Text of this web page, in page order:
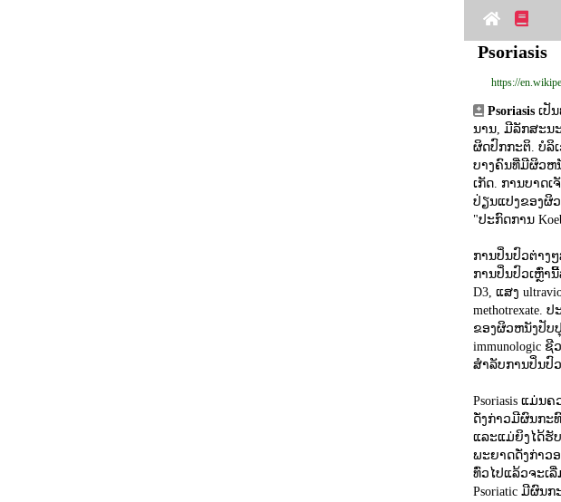
Psoriasis
https://
Psoriasis ເປັ
ນານ, ມີລັກສະນ
ຜິດປົກກະຕິ. ບໍລິ
ບາງຄົນທີ່ມີຜິວຫ
ເກັດ. ການບາດ
ປ່ຽນແປງຂອງຜິວ
"ປະກົດການ
ການປິ່ນປົວຕ່າງ
ການປິ່ນປົວເຫຼົ່າ
D3, ແສງ
methotrexate.
ຂອງຜິວຫນັງປັບ
immunologic
ສໍາລັບການປິ່ນປົວ
Psoriasis ແມ່ນ
ດັ່ງກ່າວມີຜົນກະ
ແລະແມ່ຍິງໄດ້ຮັ
ພະຍາດດັ່ງກ່າວ
ທົ່ວໄປແລ້ວຈະເ
Psoriatic ມີຜົນ